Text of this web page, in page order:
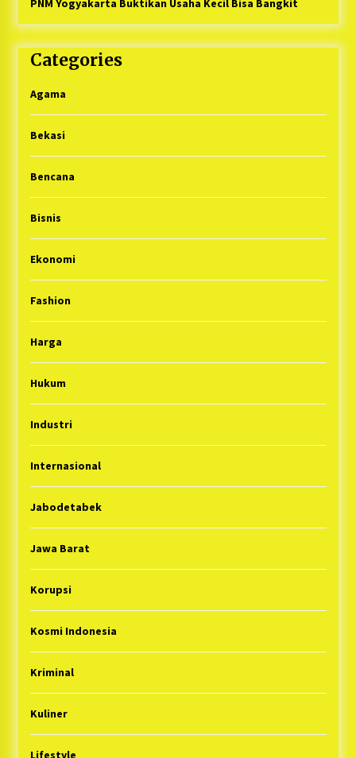
Categories
Agama
Bekasi
Bencana
Bisnis
Ekonomi
Fashion
Harga
Hukum
Industri
Internasional
Jabodetabek
Jawa Barat
Korupsi
Kosmi Indonesia
Kriminal
Kuliner
Lifestyle